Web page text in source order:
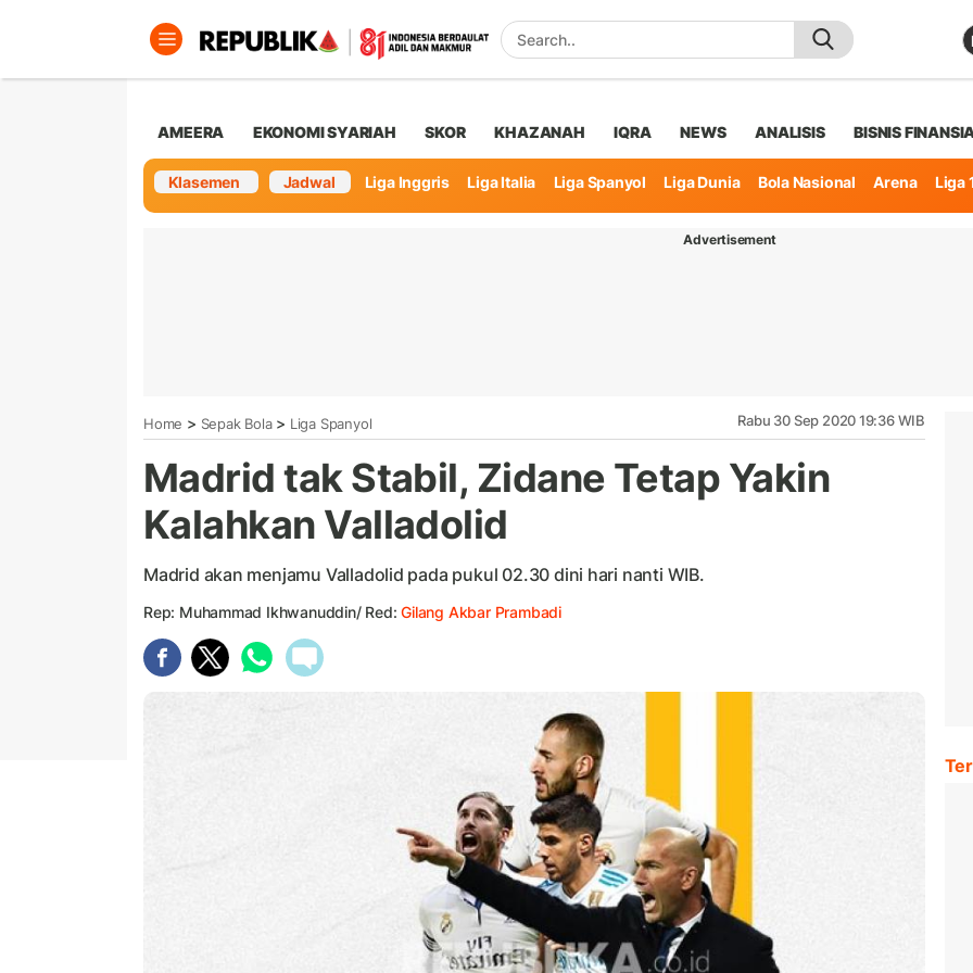
AMEERA EKONOMI SYARIAH SKOR KHAZANAH IQRA NEWS ANALISIS BISNIS
Klasemen Jadwal Liga Inggris Liga Italia Liga Spanyol Liga Dunia Bola Nasional Arena
Liga
Advertisement
Home > Sepak Bola> Liga Spanyol Rabu 30 Sep 2020 19:36 WIB
Madrid tak Stabil, Zidane Tetap Yakin
Kalahkan Valladolid
Madrid akan menjamu Valladolid pada pukul 02.30 dini hari nanti WIB.
Rep: Muhammad Ikhwanuddin/ Red:Gilang Akbar Prambadi